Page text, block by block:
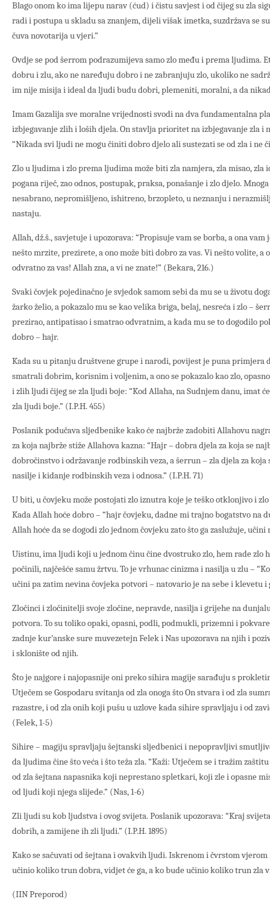
Blago onom ko ima lijepu narav (ćud) i čistu savjest i od čijeg su zla
radi i postupa u skladu sa znanjem, dijeli višak imetka, suzdržava se
čuva novotarija u vjeri.”
Ovdje se pod šerrom podrazumijeva samo zlo među i prema ljudima.
dobru i zlu, ako ne naređuju dobro i ne zabranjuju zlo, ukoliko ne
im nije misija i ideal da ljudi budu dobri, plemeniti, moralni, a da
Imam Gazalija sve moralne vrijednosti svodi na dva fundamentalna
izbjegavanje zlih i loših djela. On stavlja prioritet na izbjegavanje zla i
“Nikada svi ljudi ne mogu činiti dobro djelo ali sustezati se od zla i ne
Zlo u ljudima i zlo prema ljudima može biti zla namjera, zla misao, zla
pogana riječ, zao odnos, postupak, praksa, ponašanje i zlo djelo.
nesabrano, nepromišljeno, ishitreno, brzopleto, u neznanju i
nastaju.
Allah, dž.š., savjetuje i upozorava: “Propisuje vam se borba, a ona
nešto mrzite, prezirete, a ono može biti dobro za vas. Vi nešto volite, a
odvratno za vas! Allah zna, a vi ne znate!” (Bekara, 216.)
Svaki čovjek pojedinačno je svjedok samom sebi da mu se u životu
žarko želio, a pokazalo mu se kao velika briga, belaj, nesreća i zlo –
prezirao, antipatisao i smatrao odvratnim, a kada mu se to dogodilo
dobro – hajr.
Kada su u pitanju društvene grupe i narodi, povijest je puna primjera
smatrali dobrim, korisnim i voljenim, a ono se pokazalo kao zlo,
i zlih ljudi čijeg se zla ljudi boje: “Kod Allaha, na Sudnjem danu, imat
zla ljudi boje.” (I.P.H. 455)
Poslanik podučava sljedbenike kako će najbrže zadobiti Allahovu
za koja najbrže stiže Allahova kazna: “Hajr – dobra djela za koja se
dobročinstvo i održavanje rodbinskih veza, a šerrun – zla djela za koja
nasilje i kidanje rodbinskih veza i odnosa.” (I.P.H. 71)
U biti, u čovjeku može postojati zlo iznutra koje je teško otklonjivo i
Kada Allah hoće dobro – “hajr čovjeku, dadne mi trajno bogatstvo na
Allah hoće da se dogodi zlo jednom čovjeku zato što ga zaslužuje, učini
Uistinu, ima ljudi koji u jednom činu čine dvostruko zlo, hem rade zlo
počinili, najčešće samu žrtvu. To je vrhunac cinizma i nasilja u zlu –
učini pa zatim nevina čovjeka potvori – natovario je na sebe i klevetu i
Zločinci i zločinitelji svoje zločine, nepravde, nasilja i grijehe na
potvora. To su toliko opaki, opasni, podli, podmukli, prizemni i
zadnje kur’anske sure muvezetejn Felek i Nas upozorava na njih i
i sklonište od njih.
Što je najgore i najopasnije oni preko sihira magije sarađuju s
Utječem se Gospodaru svitanja od zla onoga što On stvara i od zla
razastre, i od zla onih koji pušu u uzlove kada sihire spravljaju i od
(Felek, 1-5)
Sihire – magiju spravljaju šejtanski sljedbenici i nepopravljivi
da ljudima čine što veća i što teža zla. “Kaži: Utječem se i tražim
od zla šejtana napasnika koji neprestano spletkari, koji zle i opasne
od ljudi koji njega slijede.” (Nas, 1-6)
Zli ljudi su kob ljudstva i ovog svijeta. Poslanik upozorava: “Kraj
dobrih, a zamijene ih zli ljudi.” (I.P.H. 1895)
Kako se sačuvati od šejtana i ovakvih ljudi. Iskrenom i čvrstom
učinio koliko trun dobra, vidjet će ga, a ko bude učinio koliko trun zla
(IIN Preporod)